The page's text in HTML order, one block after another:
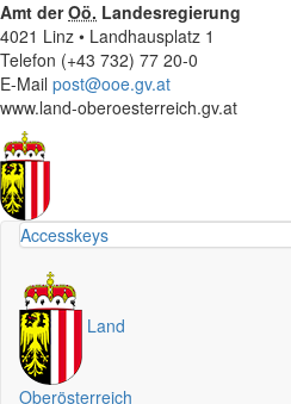
Amt derOö. Landesregierung
4021 Linz • Landhausplatz 1
Telefon (+43 732) 77 20-0
E-Mail post@ooe.gv.at
www.land-oberoesterreich.gv.at
Accesskeys
Land
Oberösterreich